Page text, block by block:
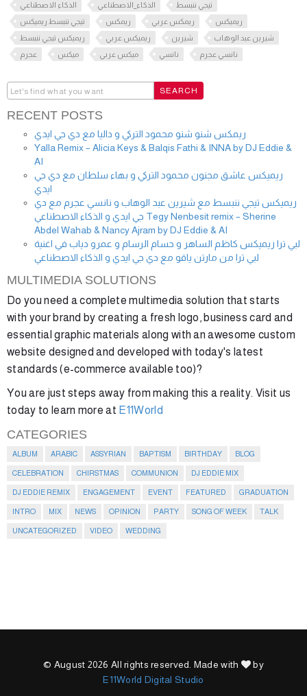
الذكاء الاصطناعي
الذكاء_الاصطناعي
تيجي ننبسط
تيجي ننبسط ريميكس
ريمكس ريمكس عربي
ريميكس
ريميكس تيجي ننبسط
ريميكس عربي شيرين
شيرين عبد الوهاب
عجرم
ميكس ميكس عربي نانسي نانسي عجرم
RECENT POSTS
ريمكس شنو شنو محمود التركي و داليا مع دي جي ايدي
Yalla Remix – Alicia Keys & Balqis Fathi & INNA by DJ Eddie &
AI
ريميكس عاشق مجنون محمود التركي و بهاء سلطان مع دي جي
ايدي
ريميكس تيجي ننبسط مع شيرين عبد الوهاب و نانسي عجرم مع دي
جي ايدي و الذكاء الاصطناعي Tegy Nenbesit remix – Sherine
Abdel Wahab & Nancy Ajram by DJ Eddie & AI
لبي ترا ريميكس كاظم الساهر و حسام الرسام و عمرو دياب في اغنية
لبي ترا من مارتن ياقو مع دي جي ايدي و الذكاء الاصطناعي
MULTIMEDIA SOLUTIONS
Do you need a complete multimedia solution that starts
with your brand by creating a fresh logo, business card and
essential graphic materials along with an awesome custom
website designed and developed with today's latest
standards (e-commerce available too)?
You are just steps away from making this a reality. Visit us
today to learn more at E11World
CATEGORIES
ALBUM ARABIC ASSYRIAN BAPTISM BIRTHDAY BLOG
CELEBRATION CHIRSTMAS COMMUNION DJ EDDIE MIX
DJ EDDIE REMIX ENGAGEMENT EVENT FEATURED GRADUATION
INTRO MIX NEWS OPINION PARTY SONG OF WEEK TALK
UNCATEGORIZED VIDEO WEDDING
© August 2026 All rights reserved. Made with
by
E11World Digital Studio